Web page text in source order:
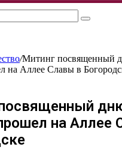
Искать
/Митинг посвященный
на Аллее Славы в
на Аллее